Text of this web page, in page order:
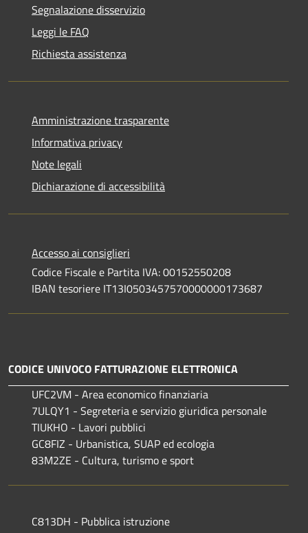
Segnalazione disservizio
Leggi le FAQ
Richiesta assistenza
Amministrazione trasparente
Informativa privacy
Note legali
Dichiarazione di accessibilità
Accesso ai consiglieri
Codice Fiscale e Partita IVA: 00152550208
IBAN tesoriere IT13I0503457570000000173687
CODICE UNIVOCO FATTURAZIONE ELETTRONICA
UFC2VM - Area economico finanziaria
7ULQY1 - Segreteria e servizio giuridica personale
TIUKHO - Lavori pubblici
GC8FIZ - Urbanistica, SUAP ed ecologia
83M2ZE - Cultura, turismo e sport
C813DH - Pubblica istruzione